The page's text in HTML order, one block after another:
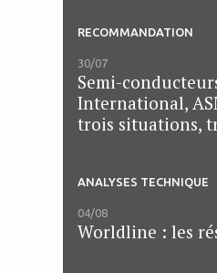
RECOMMANDATION
30/07
Semi-
International,
trois situations,
ANALYSES TECHNIQUE
04/08
Worldline : les